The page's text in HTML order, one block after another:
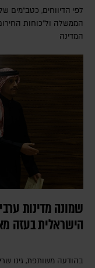
לפי הדיווחים, כטב"מים
הממשלה ול"כוחות
המדינה
שמונה מדינות
הישראלית בעזה
בהודעה משותפת, גינו